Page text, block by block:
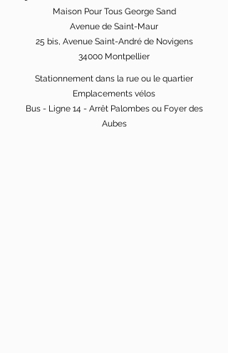
Maison Pour Tous George Sand
Avenue de Saint-Maur
25 bis, Avenue Saint-André de Novigens
34000 Montpellier
Stationnement dans la rue ou le quartier
Emplacements vélos
Bus - Ligne 14 - Arrêt Palombes ou Foyer des
Aubes